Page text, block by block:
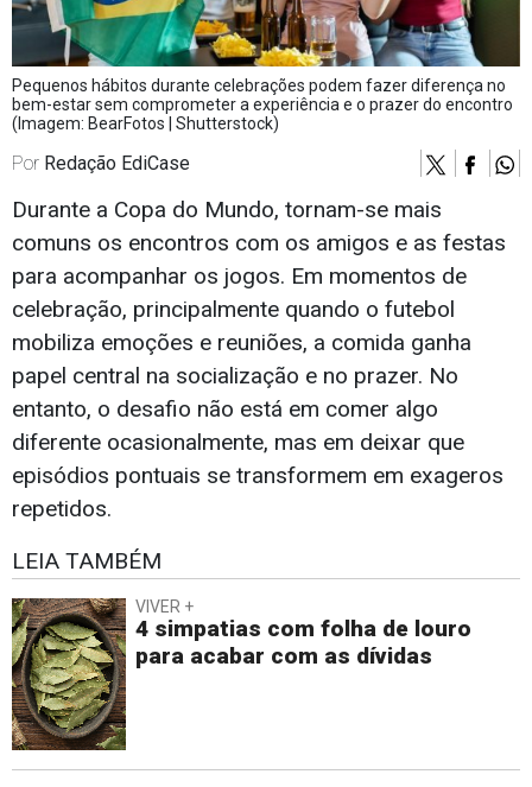
Pequenos hábitos durante celebrações podem fazer diferença no
bem-estar sem comprometer a experiência e o prazer do encontro
(Imagem: BearFotos | Shutterstock)
Por Redação EdiCase
Durante a Copa do Mundo, tornam-se mais
comuns os encontros com os amigos e as festas
para acompanhar os jogos. Em momentos de
celebração, principalmente quando o futebol
mobiliza emoções e reuniões, a comida ganha
papel central na socialização e no prazer. No
entanto, o desafio não está em comer algo
diferente ocasionalmente, mas em deixar que
episódios pontuais se transformem em exageros
repetidos.
LEIA TAMBÉM
VIVER +
4 simpatias com folha de louro
para acabar com as dívidas